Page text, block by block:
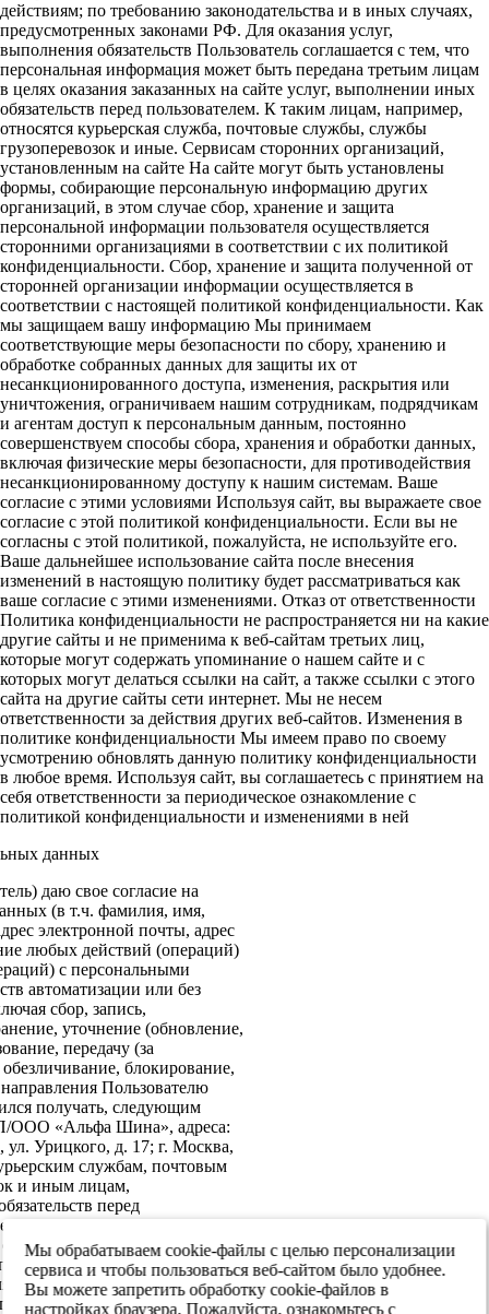
действиям; по требованию законодательства и в иных случаях,
предусмотренных законами РФ. Для оказания услуг,
выполнения обязательств Пользователь соглашается с тем, что
персональная информация может быть передана третьим лицам
в целях оказания заказанных на сайте услуг, выполнении иных
обязательств перед пользователем. К таким лицам, например,
относятся курьерская служба, почтовые службы, службы
грузоперевозок и иные. Сервисам сторонних организаций,
установленным на сайте На сайте могут быть установлены
формы, собирающие персональную информацию других
организаций, в этом случае сбор, хранение и защита
персональной информации пользователя осуществляется
сторонними организациями в соответствии с их политикой
конфиденциальности. Сбор, хранение и защита полученной от
сторонней организации информации осуществляется в
соответствии с настоящей политикой конфиденциальности. Как
мы защищаем вашу информацию Мы принимаем
соответствующие меры безопасности по сбору, хранению и
обработке собранных данных для защиты их от
несанкционированного доступа, изменения, раскрытия или
уничтожения, ограничиваем нашим сотрудникам, подрядчикам
и агентам доступ к персональным данным, постоянно
совершенствуем способы сбора, хранения и обработки данных,
включая физические меры безопасности, для противодействия
несанкционированному доступу к нашим системам. Ваше
согласие с этими условиями Используя сайт, вы выражаете свое
согласие с этой политикой конфиденциальности. Если вы не
согласны с этой политикой, пожалуйста, не используйте его.
Ваше дальнейшее использование сайта после внесения
изменений в настоящую политику будет рассматриваться как
ваше согласие с этими изменениями. Отказ от ответственности
Политика конфиденциальности не распространяется ни на какие
другие сайты и не применима к веб-сайтам третьих лиц,
которые могут содержать упоминание о нашем сайте и с
которых могут делаться ссылки на сайт, а также ссылки с этого
сайта на другие сайты сети интернет. Мы не несем
ответственности за действия других веб-сайтов. Изменения в
политике конфиденциальности Мы имеем право по своему
усмотрению обновлять данную политику конфиденциальности
в любое время. Используя сайт, вы соглашаетесь с принятием на
себя ответственности за периодическое ознакомление с
политикой конфиденциальности и изменениями в ней
данных
даю свое согласие на
(в т.ч. фамилия, имя,
электронной почты, адрес
любых действий (операций)
с персональными
автоматизации или без
сбор, запись,
уточнение (обновление,
передачу (за
блокирование,
Пользователю
получать, следующим
ООО «Альфа Шина», адреса:
Урицкого, д. 17; г. Москва,
службам, почтовым
и иным лицам,
перед
на передачу в
информационной
данных третьим
реализации целей,
Настоящее согласие
Мы обрабатываем cookie-файлы с целью персонализации
сервиса и чтобы пользоваться веб-сайтом было удобнее.
Вы можете запретить обработку cookie-файлов в
настройках браузера. Пожалуйста, ознакомьтесь с